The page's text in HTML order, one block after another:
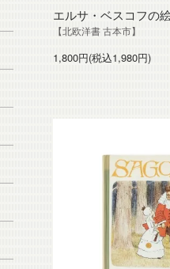
エルサ・ベスコフの
【北欧洋書 古本市】
1,800円(税込1,980円)